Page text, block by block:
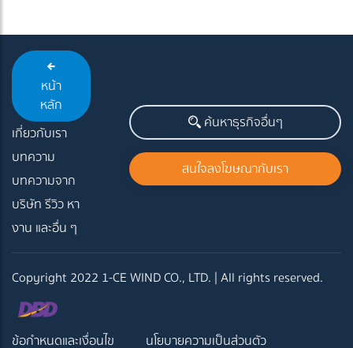
หน้า
หลัก
เกี่ยวกับเรา
บทความ
บทความจาก
บริษัท รีวิว หา
งาน และอื่น ๆ
ค้นหาธุรกิจอื่นๆ
สนใจลงโฆษณากับเรา
Copyright 2022 1-CE WIND CO., LTD. | All rights reserved.
ข้อกำหนดและเงื่อนไข นโยบายความเป็นส่วนตัว